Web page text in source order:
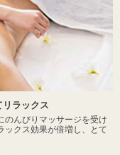
ラックス
のんびりマッサージを受け
ックス効果が倍増し、とて